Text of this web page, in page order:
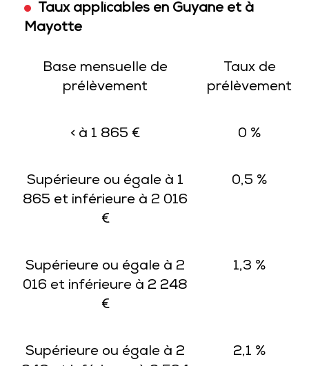
Taux applicables en Guyane et à
Mayotte
Base mensuelle de
prélèvement
Taux de
prélèvement
< à 1 865 € 0 %
Supérieure ou égale à 1
865 et inférieure à 2 016
€
0,5 %
Supérieure ou égale à 2
016 et inférieure à 2 248
€
1,3 %
Supérieure ou égale à 2
2,1 %